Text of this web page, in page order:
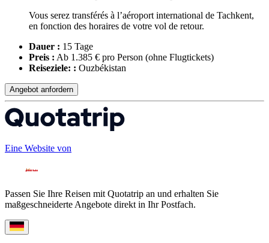
Vous serez transférés à l’aéroport international de Tachkent,
en fonction des horaires de votre vol de retour.
Dauer : 15 Tage
Preis : Ab 1.385 € pro Person (ohne Flugtickets)
Reiseziele: : Ouzbékistan
Angebot anfordern
Eine Website von
Passen Sie Ihre Reisen mit Quotatrip an und erhalten Sie
maßgeschneiderte Angebote direkt in Ihr Postfach.